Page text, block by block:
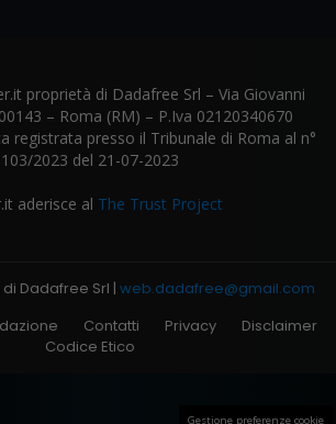
proprietà di Dadafree Srl – Via Giovanni
– Roma (RM) – P.Iva 02120340670
registrata presso il Tribunale di Roma al n°
103/2023 del 21-07-2023
aderisce al The Trust Project
Dadafree Srl | web.dadafree@gmail.com
Contatti Privacy
Disclaimer
Codice Etico
Gestione preferenze cookie